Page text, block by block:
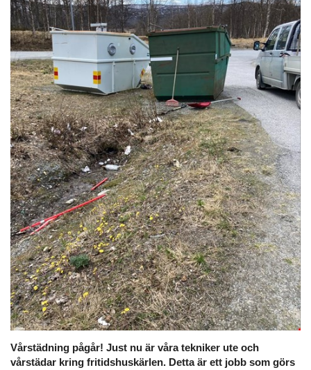
Vårstädning pågår! Just nu är våra tekniker ute och
vårstädar kring fritidshuskärlen. Detta är ett jobb som görs